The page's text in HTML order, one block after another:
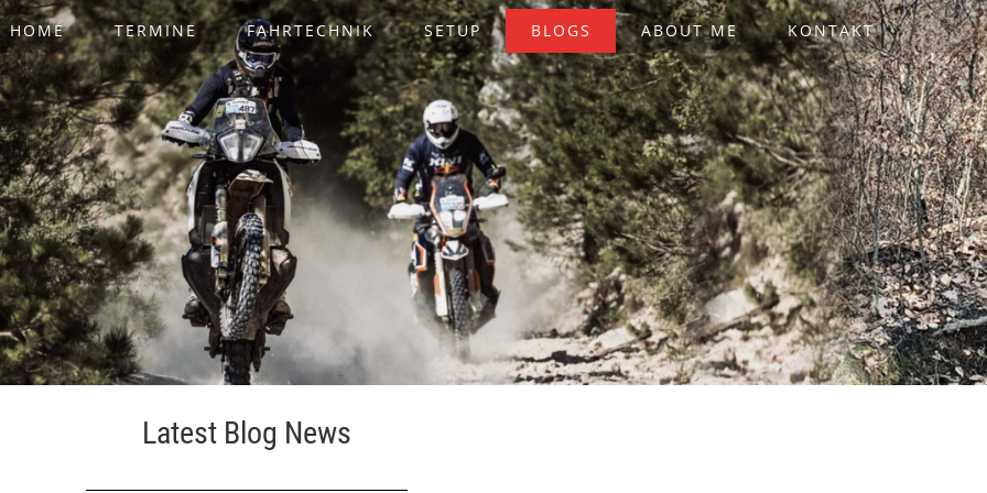
HOME TERMINE FAHRTECHNIK SETUP BLOGS ABOUT ME KONTAKT
Latest Blog News